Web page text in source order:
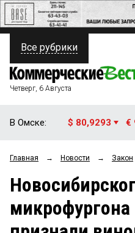
ПОЛИТИКА
ФИНАНСЫ
ОБЩЕСТВО
ЗАКОН
НОВОСТИ КОМПАНИЙ
Все рубрики
Четверг, 6 Августа
В Омске: $ 80,9293 €
Главная → Новости → Закон